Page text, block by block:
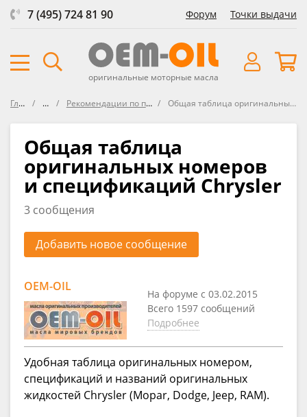
7 (495) 724 81 90 Форум Точки выдачи
оригинальные моторные масла
Главная ФорумРекомендации по подбору масла в CHRYSLER Общая таблица оригинальных номеров и спецификаций Chrysler
Общая таблица
оригинальных номеров
и спецификаций Chrysler
3 сообщения
Добавить новое сообщение
OEM-OIL
На форуме с 03.02.2015
Всего 1597 сообщений
Подробнее
Удобная таблица оригинальных номером,
спецификаций и названий оригинальных
жидкостей Chrysler (Mopar, Dodge, Jeep, RAM).